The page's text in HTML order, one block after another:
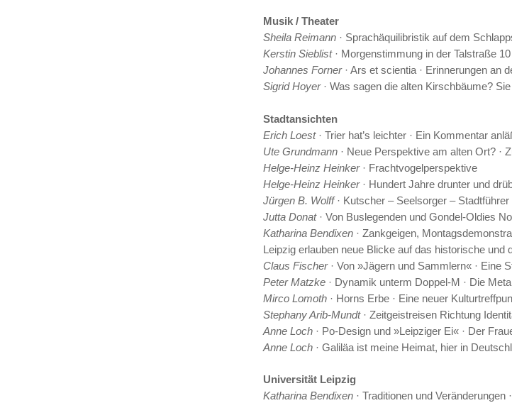
Musik / Theater
Sheila Reimann· Sprachäquilibristik auf dem
Kerstin Sieblist· Morgenstimmung in der Talstraße
Johannes Forner· Ars et scientia · Erinnerungen an
Sigrid Hoyer· Was sagen die alten Kirschbäume?
Stadtansichten
Erich Loest· Trier hat’s leichter · Ein Kommentar
Ute Grundmann· Neue Perspektive am alten Ort? ·
Helge-Heinz Heinker· Frachtvogelperspektive
Helge-Heinz Heinker· Hundert Jahre drunter und
Jürgen B. Wolff· Kutscher – Seelsorger – Stadtführer
Jutta Donat· Von Buslegenden und Gondel-Oldies
Katharina Bendixen· Zankgeigen,
Leipzig erlauben neue Blicke auf das historische und
Claus Fischer· Von »Jägern und Sammlern« · Eine
Peter Matzke· Dynamik unterm Doppel-M · Die
Mirco Lomoth· Horns Erbe · Eine neuer
Stephany Arib-Mundt· Zeitgeistreisen Richtung
Anne Loch· Po-Design und »Leipziger Ei« · Der
Anne Loch· Galiläa ist meine Heimat, hier in
Universität Leipzig
Katharina Bendixen· Traditionen und Veränderungen